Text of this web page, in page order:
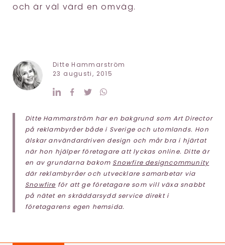
och är väl värd en omväg.
Ditte Hammarström
23 augusti, 2015
Ditte Hammarström har en bakgrund som Art Director
på reklambyråer både i Sverige och utomlands. Hon
älskar användardriven design och mår bra i hjärtat
när hon hjälper företagare att lyckas online. Ditte är
en av grundarna bakom Snowfire designcommunity
där reklambyråer och utvecklare samarbetar via
Snowfire för att ge företagare som vill växa snabbt
på nätet en skräddarsydd service direkt i
företagarens egen hemsida.